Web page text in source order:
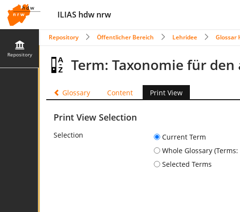
ILIAS hdw nrw
Repository
Repository Öffentlicher Bereich Lehridee Glossar
Term: Taxonomie für
Glossary Content Print View
Print View Selection
Selection
Current Term
Whole Glossary (Terms:
Selected Terms